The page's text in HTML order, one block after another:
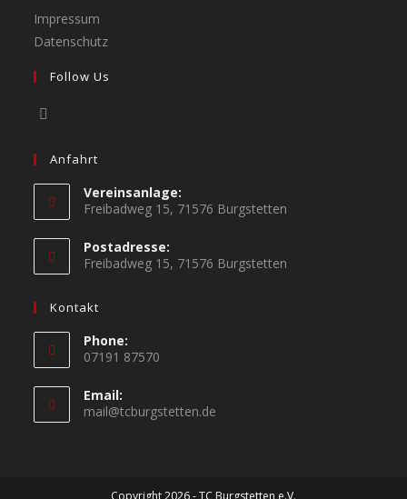
Impressum
Datenschutz
Follow Us
Anfahrt
Vereinsanlage:
Freibadweg 15, 71576 Burgstetten
Postadresse:
Freibadweg 15, 71576 Burgstetten
Kontakt
Phone:
07191 87570
Email:
mail@tcburgstetten.de
Copyright 2026 - TC Burgstetten e.V.